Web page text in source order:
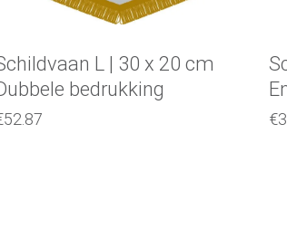
L | 30 x 20 cm
bedrukking
52.87 €